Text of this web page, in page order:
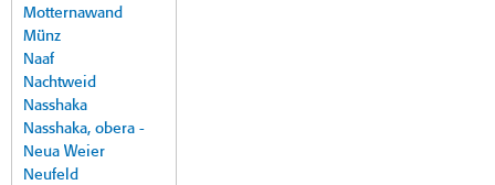
Motternawand
Münz
Naaf
Nachtweid
Nasshaka
Nasshaka, obera -
Neua Weier
Neufeld